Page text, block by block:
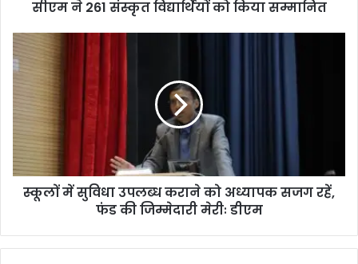
सीएम ने 261 संस्कृत विद्यार्थियों को किया सम्मानित
स्कूलों में सुविधा उपलब्ध कराने को अध्यापक सजग रहें,
फंड की जिम्मेदारी मेरीः डीएम